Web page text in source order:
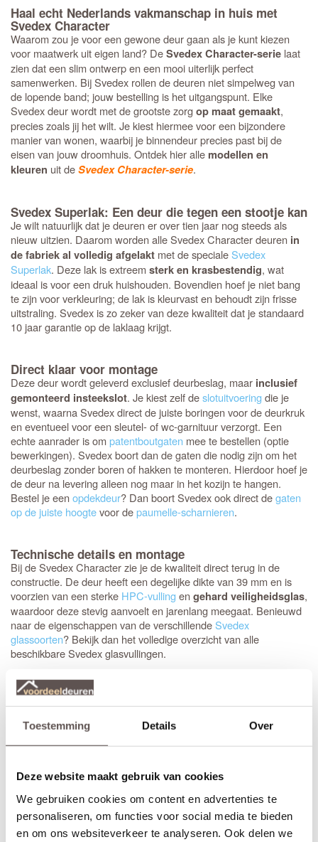
Toestemming Details Over
Deze website maakt gebruik van cookies
We gebruiken cookies om content en advertenties te
personaliseren, om functies voor social media te bieden
en om ons websiteverkeer te analyseren. Ook delen we
Haal echt Nederlands vakmanschap in huis met
Svedex Character
Waarom zou je voor een gewone deur gaan als je kunt kiezen
voor maatwerk uit eigen land? DeSvedex Character-serie laat
zien dat een slim ontwerp en een mooi uiterlijk perfect
samenwerken. Bij Svedex rollen de deuren niet simpelweg van
de lopende band; jouw bestelling is het uitgangspunt. Elke
Svedex deur wordt met de grootste zorgop maat gemaakt,
precies zoals jij het wilt. Je kiest hiermee voor een bijzondere
manier van wonen, waarbij je binnendeur precies past bij de
eisen van jouw droomhuis. Ontdek hier alle modellen en
kleuren uit deSvedex Character-serie.
Svedex Superlak: Een deur die tegen een stootje kan
Je wilt natuurlijk dat je deuren er over tien jaar nog steeds als
nieuw uitzien. Daarom worden alle Svedex Character deuren in
de fabriek al volledig afgelakt met de specialeSvedex
Superlak. Deze lak is extreemsterk en krasbestendig, wat
ideaal is voor een druk huishouden. Bovendien hoef je niet bang
te zijn voor verkleuring; de lak is kleurvast en behoudt zijn frisse
uitstraling. Svedex is zo zeker van deze kwaliteit dat je standaard
10 jaar garantie op de laklaag krijgt.
Direct klaar voor montage
Deze deur wordt geleverd exclusief deurbeslag, maar inclusief
gemonteerd insteekslot. Je kiest zelf deslotuitvoeringdie je
wenst, waarna Svedex direct de juiste boringen voor de deurkruk
en eventueel voor een sleutel- of wc-garnituur verzorgt. Een
echte aanrader is ompatentboutgaten mee te bestellen (optie
bewerkingen). Svedex boort dan de gaten die nodig zijn om het
deurbeslag zonder boren of hakken te monteren. Hierdoor hoef je
de deur na levering alleen nog maar in het kozijn te hangen.
Bestel je eenopdekdeur? Dan boort Svedex ook direct degaten
op de juiste hoogtevoor depaumelle-scharnieren.
Technische details en montage
Bij de Svedex Character zie je de kwaliteit direct terug in de
constructie. De deur heeft een degelijke dikte van 39 mm en is
voorzien van een sterke HPC-vullingengehard veiligheidsglas,
waardoor deze stevig aanvoelt en jarenlang meegaat. Benieuwd
naar de eigenschappen van de verschillendeSvedex
glassoorten? Bekijk dan het volledige overzicht van alle
beschikbare Svedex glasvullingen.
De klassieke uitstraling wordt versterkt door de brede zijstijlen en
bovendorpel van 124 mm en de extra hoge onderdorpel van 144
mm. Het opvallende klassieke profiel van 25 mm hoog geeft de
deur echt body, waarbij de vlakke rand rondom het paneel (35-42
Elk modelSvedex-deuris leverbaar in zowel een stompe als
opdekuitvoering, in elke denkbare standaardmaat of afwijkende
afmeting. Het is voor beide uitvoeringen van belang dat je de
juiste draairichting doorgeeft tijdens het bestellen. Doordat